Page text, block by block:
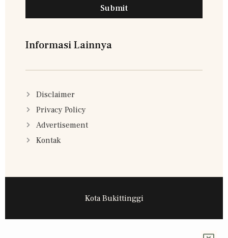
Submit
Informasi Lainnya
Disclaimer
Privacy Policy
Advertisement
Kontak
Kota Bukittinggi